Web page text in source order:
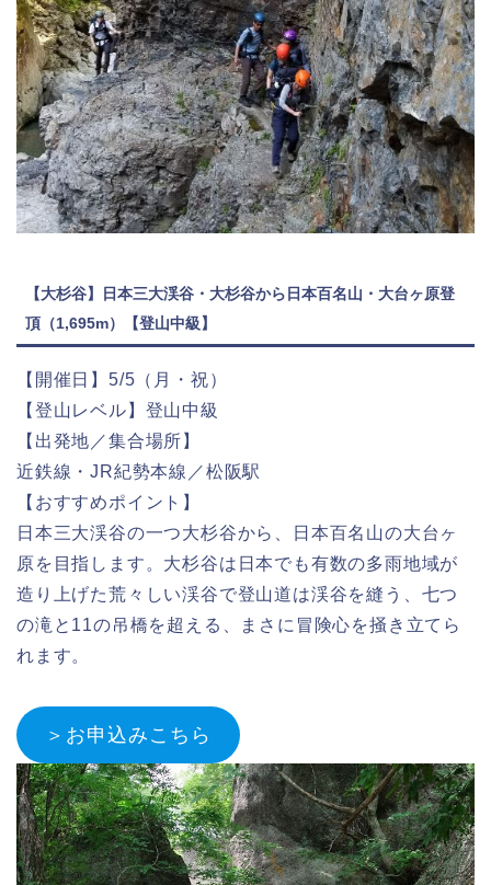
【大杉谷】日本三大渓谷・大杉谷から日本百名山・大台ヶ原登
頂（1,695m）【登山中級】
【開催日】5/5（月・祝）
【登山レベル】登山中級
【出発地／集合場所】
近鉄線・JR紀勢本線／松阪駅
【おすすめポイント】
日本三大渓谷の一つ大杉谷から、日本百名山の大台ヶ
原を目指します。大杉谷は日本でも有数の多雨地域が
造り上げた荒々しい渓谷で登山道は渓谷を縫う、七つ
の滝と11の吊橋を超える、まさに冒険心を掻き立てら
れます。
＞お申込みこちら